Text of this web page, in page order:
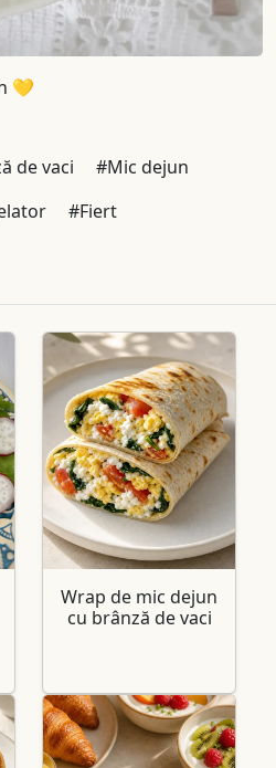
💛
de vaci
#Mic dejun
#Fiert
Wrap de mic dejun
cu brânză de vaci